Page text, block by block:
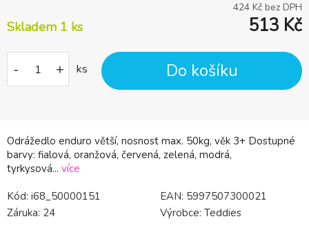
Odrážedlo enduro větší, nosnost max. 50kg, věk 3+ Dostupné
barvy: fialová, oranžová, červená, zelená, modrá,
tyrkysová... více
424 Kč bez DPH
Skladem 1 ks 513 Kč
- + ks Do košíku
Kód: i68_50000151 EAN: 5997507300021
Záruka: 24 Výrobce: Teddies